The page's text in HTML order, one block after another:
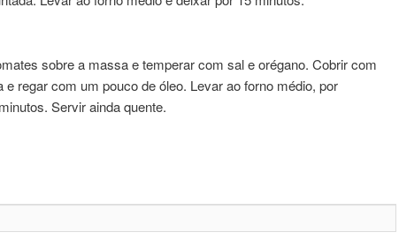
sobre a massa e temperar com sal e orégano. Cobrir com
regar com um pouco de óleo. Levar ao forno médio, por
Servir ainda quente.